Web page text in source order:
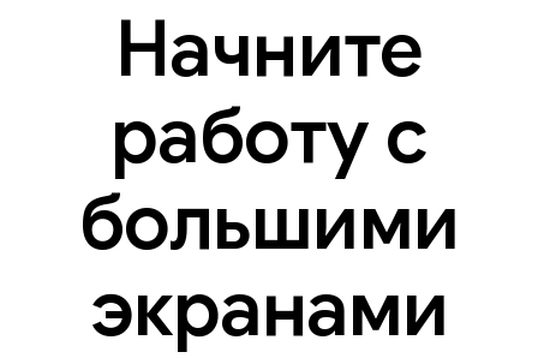
Начните
работу с
большими
экранами